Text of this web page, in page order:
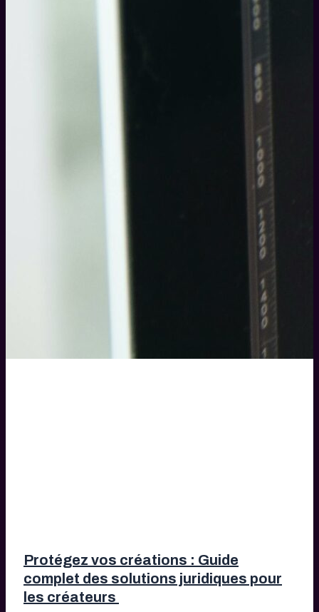
Protégez vos créations : Guide
complet des solutions juridiques pour
les créateurs